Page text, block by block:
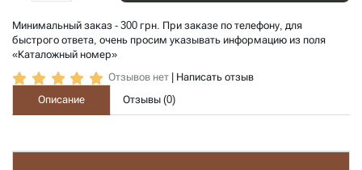
Минимальный заказ - 300 грн. При заказе по телефону, для
быстрого ответа, очень просим указывать информацию из поля
«Каталожный номер»
Отзывов нет
Написать отзыв
Описание
Отзывы (0)